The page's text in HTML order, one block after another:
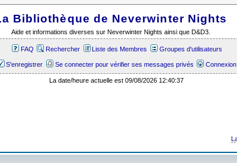
Bibliothèque de Neverwinter Nights
Aide et informations diverses sur Neverwinter Nights ainsi que D&D3.
FAQ Rechercher Liste des Membres Groupes d'utilisateurs
S'enregistrer Se connecter pour vérifier ses messages privés Connexion
La date/heure actuelle est 09/08/2026 12:40:37